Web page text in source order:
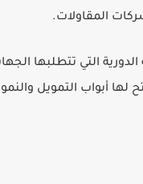
المقاولات.
التي تتطلبها
أبواب التمويل